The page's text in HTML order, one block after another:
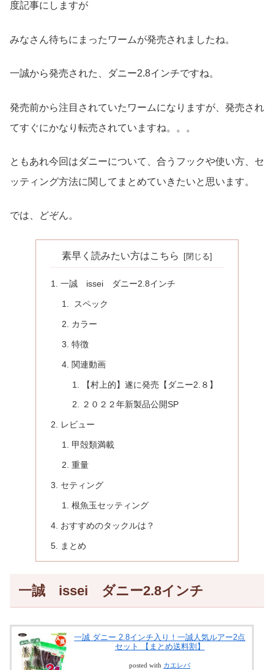
度記事にしますが
みなさん待ちにまったワームが発売されましたね。
一誠から発売された、ダニー2.8インチですね。
発売前から注目されていたワームになりますが、発売され
てすぐにかなり転売されていますね。。。
ともあれ今回はダニーについて、合うフックや使い方、セ
ッティング方法に関してまとめていきたいと思います。
では、どぞん。
素早く読みたい方はこちら
一誠 issei ダニー2.8インチ
スペック
カラー
特徴
関連動画
【村上的】遂に発売【ダニー2.８】
２０２２年新製品公開SP
レビュー
甲殻類満載
重量
セティング
根魚玉セッティング
おすすめのタックルは？
まとめ
一誠 issei ダニー2.8インチ
一誠 ダニー 2.8インチ入り！一誠人気ルアー2点
セット 【まとめ送料割】
posted with カエレバ